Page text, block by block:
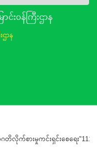
င်း၀န်ကြီးဌာန
ဌာန
းရှင်းစေရေး"1111"ကို ဖြေကြား